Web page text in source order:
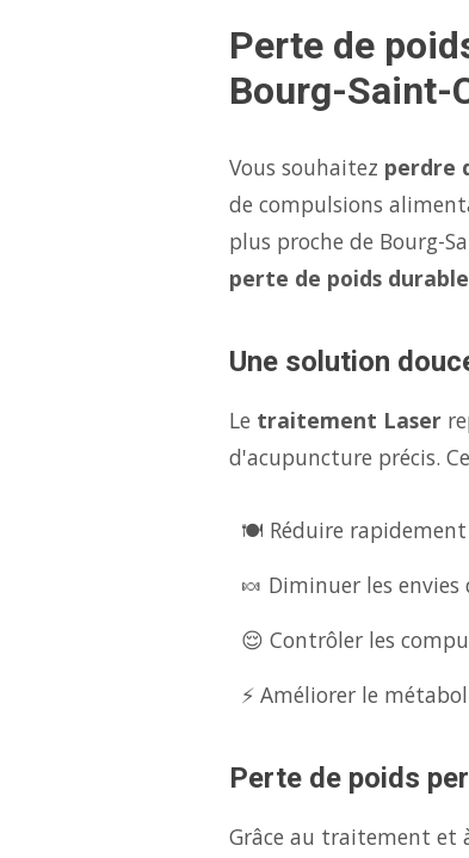
Perte de
Bourg-Saint-
Vous souhaitez perdre
de compulsions
plus proche de Bourg-
perte de poids durable
Une solution
Le traitement Laser
d'acupuncture précis.
🍽️ Réduire
🍬 Diminuer les
😌 Contrôler les
⚡ Améliorer le
Perte de poids
Grâce au traitement et